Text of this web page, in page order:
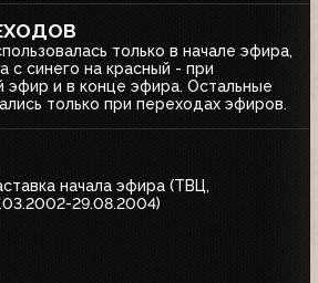
только в начале эфира,
с синего на красный - при
эфир и в конце эфира. Остальные
только при переходах эфиров.
начала эфира (ТВЦ,
29.08.2004)